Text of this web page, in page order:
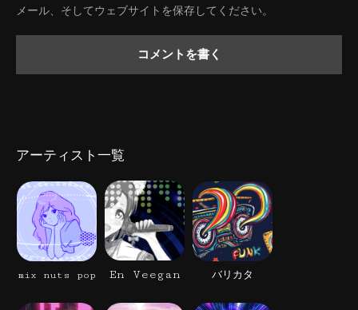
メール、そしてウェブサイトを保存してください。
アーティスト一覧
mix nuts pop En Veegan バリカタ